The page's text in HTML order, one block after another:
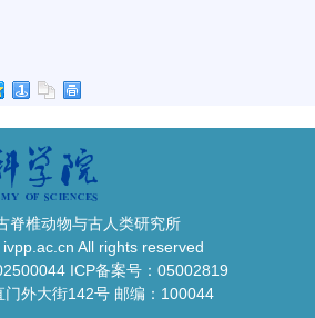
脊椎动物与古人类研究所
All rights reserved
ICP备案号：05002819
外大街142号 邮编：100044